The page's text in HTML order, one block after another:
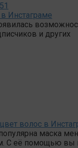
Инстаграме
и других
волос в
маска
С её помощью вы